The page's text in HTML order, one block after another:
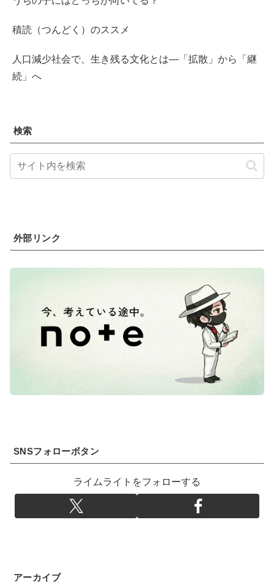
積読（つんどく）のススメ
人口減少社会で、生き残る文化とは―「拡散」から「継
続」へ
検索
外部リンク
SNSフォローボタン
ライムライトをフォローする
アーカイブ